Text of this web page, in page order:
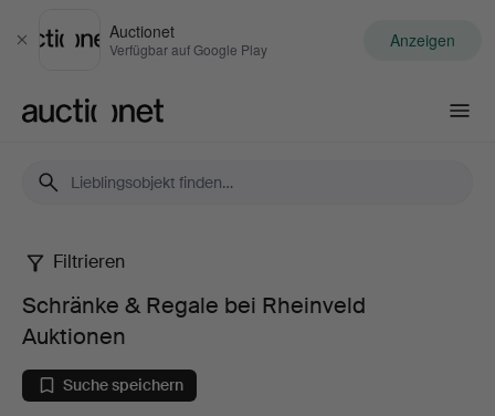
Schließen
Auctionet
Verfügbar auf Google Play Anzeigen
Schränke
Regale
Filtrieren
Schränke & Regale bei Rheinveld
Auktionen
Suche speichern